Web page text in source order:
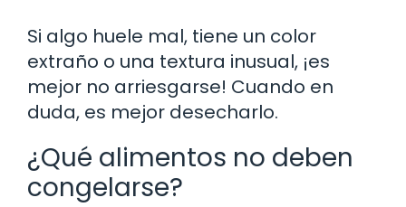
Si algo huele mal, tiene un color
extraño o una textura inusual, ¡es
mejor no arriesgarse! Cuando en
duda, es mejor desecharlo.
¿Qué alimentos no deben
congelarse?